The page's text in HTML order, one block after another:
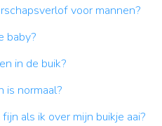
voor mannen?
baby?
in de buik?
is normaal?
als ik over mijn buikje aai?